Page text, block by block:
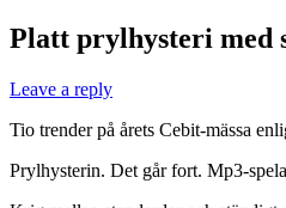
Platt prylhysteri med
Leave a reply
Tio trender på årets Cebit-mässa
Prylhysterin. Det går fort. Mp3-